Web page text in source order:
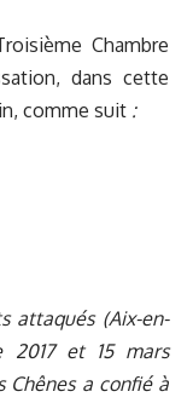
Chambre
dans cette
comme suit :
attaqués (Aix-en-
2017 et 15 mars
Chênes a confié à